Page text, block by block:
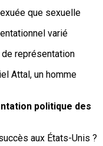
que sexuelle
varié
représentation
Attal, un homme
politique des
aux États-Unis ?